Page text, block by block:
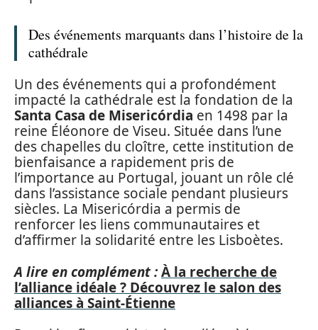
Des événements marquants dans l’histoire de la
cathédrale
Un des événements qui a profondément
impacté la cathédrale est la fondation de la
Santa Casa de Misericórdia en 1498 par la
reine Éléonore de Viseu. Située dans l’une
des chapelles du cloître, cette institution de
bienfaisance a rapidement pris de
l’importance au Portugal, jouant un rôle clé
dans l’assistance sociale pendant plusieurs
siècles. La Misericórdia a permis de
renforcer les liens communautaires et
d’affirmer la solidarité entre les Lisboètes.
A lire en complément :À la recherche de
l’alliance idéale ? Découvrez le salon des
alliances à Saint-Étienne